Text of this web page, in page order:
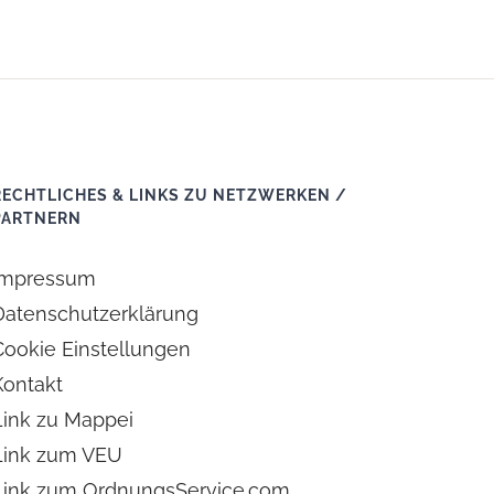
& LINKS ZU NETZWERKEN /
Einstellungen
zu Mappei
zum VEU